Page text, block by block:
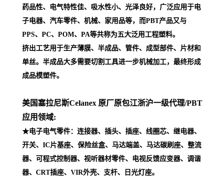
药品性、电气特性佳、吸水性小、光泽良好，广泛应用于电
子电器、汽车零件、机械、家用品等，而PBT产品又与
PPS、PC、POM、PA等共称为五大泛用工程塑料。
挤出工艺用于生产薄膜、半成品、管件、成型部件、片材和
单丝。半成品大多需要切割工具进一步机械加工，最终形成
成品模塑件。
美国塞拉尼斯Celanex 原厂原包江浙沪一级代理/PBT
应用领域:
★电子电气零件：连接器、插头、插座、线圈芯、继电器、
开关、IC片基座、保险丝盒、马达端盖、马达碳刷座、整流
器、可程式控制器、视听器材零件、电视反馈应变器、调谐
器、CRT插座、VIR外壳、支杆、日光灯座。